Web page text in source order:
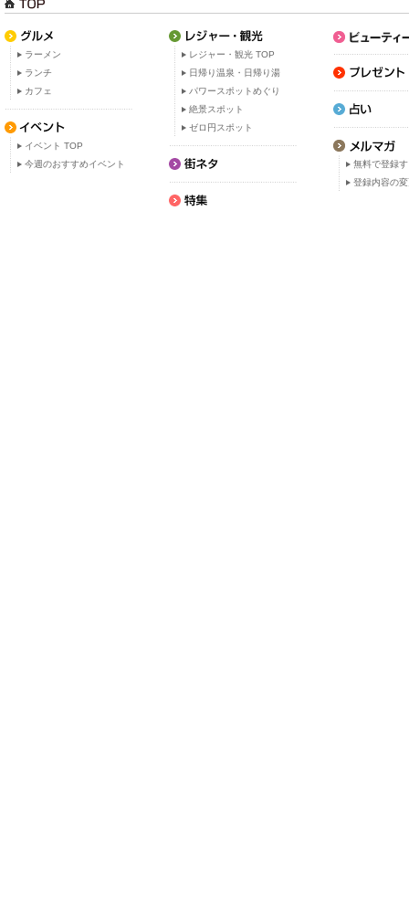
ラーメン
ランチ
カフェ
イベント TOP
今週のおすすめイベント
レジャー・観光 TOP
日帰り温泉・日帰り湯
パワースポットめぐり
絶景スポット
ゼロ円スポット
無料で登録
登録内容の